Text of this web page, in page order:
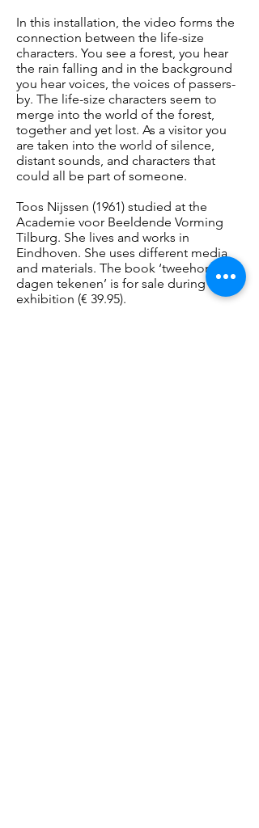
In this installation, the video forms the
connection between the life-size
characters. You see a forest, you hear
the rain falling and in the background
you hear voices, the voices of passers-
by. The life-size characters seem to
merge into the world of the forest,
together and yet lost. As a visitor you
are taken into the world of silence,
distant sounds, and characters that
could all be part of someone.
Toos Nijssen (1961) studied at the
Academie voor Beeldende Vorming
Tilburg. She lives and works in
Eindhoven. She uses different media
and materials. The book ‘tweehonderd
dagen tekenen’ is for sale during the
exhibition (€ 39.95).